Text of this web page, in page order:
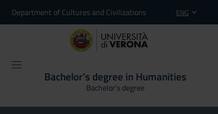
Department of Cultures and Civilizations ENG
Bachelor’s degree in Humanities
Bachelor's degree